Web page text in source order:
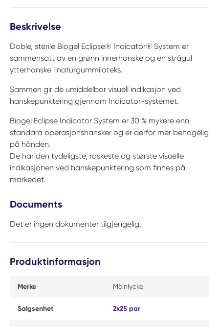
Beskrivelse
Doble, sterile Biogel Eclipse® Indicator® System er
sammensatt av en grønn innerhanske og en strågul
ytterhanske i naturgummilateks.
Sammen gir de umiddelbar visuell indikasjon ved
hanskepunktering gjennom Indicator-systemet.
Biogel Eclipse Indicator System er 30 % mykere enn
standard operasjonshansker og er derfor mer behagelig
på hånden.
De har den tydeligste, raskeste og største visuelle
indikasjonen ved hanskepunktering som finnes på
markedet.
Documents
Det er ingen dokumenter tilgjengelig.
Produktinformasjon
Merke Mölnlycke
Salgsenhet 2x25 par